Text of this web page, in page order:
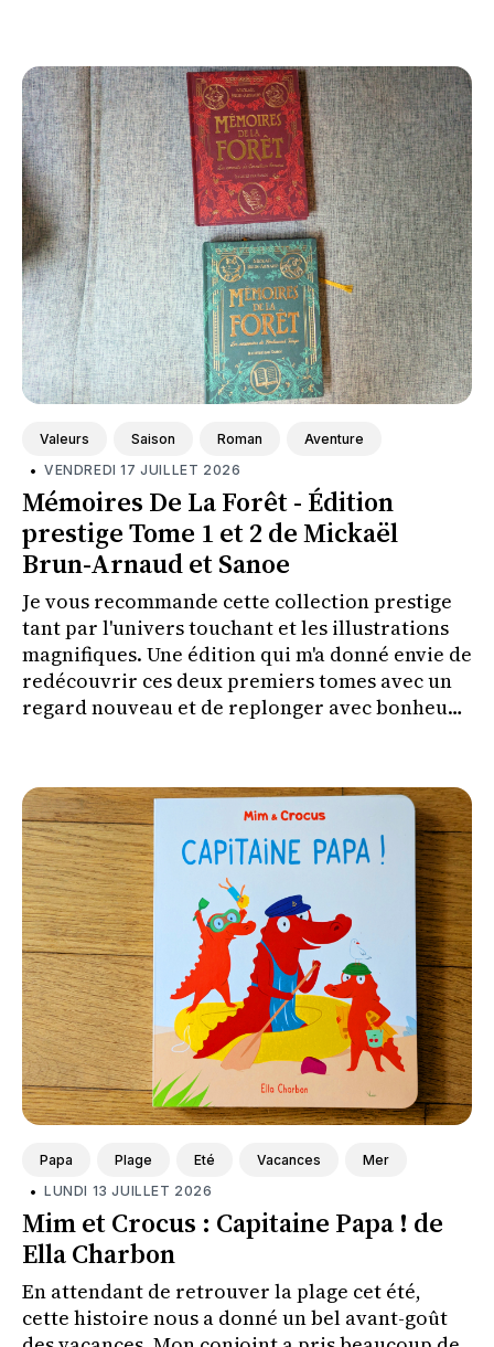
Valeurs Saison Roman Aventure
• VENDREDI 17 JUILLET 2026
Mémoires De La Forêt - Édition
prestige Tome 1 et 2 de Mickaël
Brun-Arnaud et Sanoe
Je vous recommande cette collection prestige
tant par l'univers touchant et les illustrations
magnifiques. Une édition qui m'a donné envie de
redécouvrir ces deux premiers tomes avec un
regard nouveau et de replonger avec bonheur
Papa Plage Eté Vacances Mer
• LUNDI 13 JUILLET 2026
Mim et Crocus : Capitaine Papa ! de
Ella Charbon
En attendant de retrouver la plage cet été,
cette histoire nous a donné un bel avant-goût